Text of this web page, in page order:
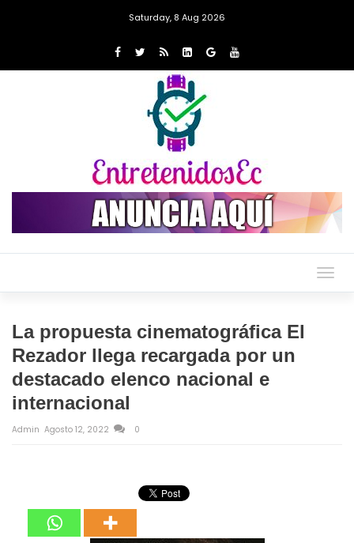
Saturday, 8 Aug 2026
La propuesta cinematográfica El
Rezador llega recargada por un
destacado elenco nacional e
internacional
Admin Agosto 12, 2022 0